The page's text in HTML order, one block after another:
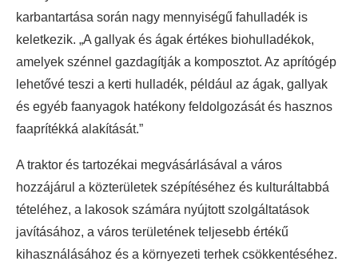
karbantartása során nagy mennyiségű fahulladék is
keletkezik. „A gallyak és ágak értékes biohulladékok,
amelyek szénnel gazdagítják a komposztot. Az aprítógép
lehetővé teszi a kerti hulladék, például az ágak, gallyak
és egyéb faanyagok hatékony feldolgozását és hasznos
faaprítékká alakítását.”
A traktor és tartozékai megvásárlásával a város
hozzájárul a közterületek szépítéséhez és kulturáltabbá
tételéhez, a lakosok számára nyújtott szolgáltatások
javításához, a város területének teljesebb értékű
kihasználásához és a környezeti terhek csökkentéséhez.